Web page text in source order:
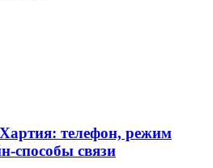
телефон, режим
способы связи